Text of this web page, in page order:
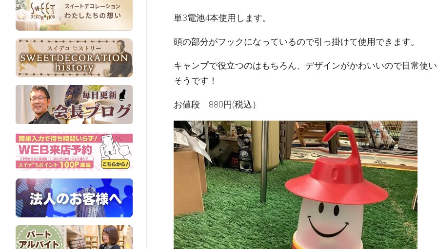
単3電池4本使用します。
頭の部分がフックになっているので引っ掛けて使用できます。
キャンプで役立つのはもちろん、デザインがかわいいので日常使
そうです！
お値段 880円(税込）